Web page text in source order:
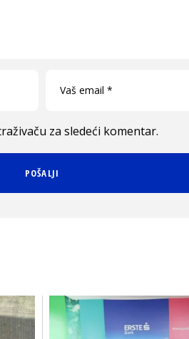
za sledeći komentar.